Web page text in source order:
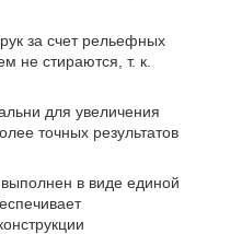
за счет рельефных
не стираются, т. к.
для увеличения
точных результатов
в виде единой